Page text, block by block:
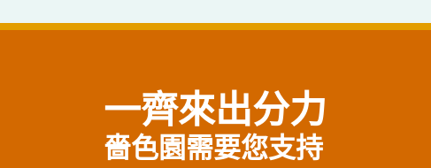
一齊來出分力
嗇色園需要您支持